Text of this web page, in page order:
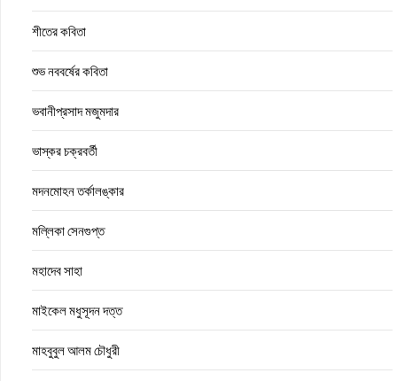
শীতের কবিতা
শুভ নববর্ষের কবিতা
ভবানীপ্রসাদ মজুমদার
ভাস্কর চক্রবর্তী
মদনমোহন তর্কালঙ্কার
মল্লিকা সেনগুপ্ত
মহাদেব সাহা
মাইকেল মধুসূদন দত্ত
মাহবুবুল আলম চৌধুরী